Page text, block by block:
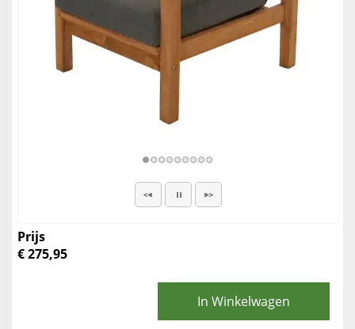
Prijs
€ 275,95
In Winkelwagen